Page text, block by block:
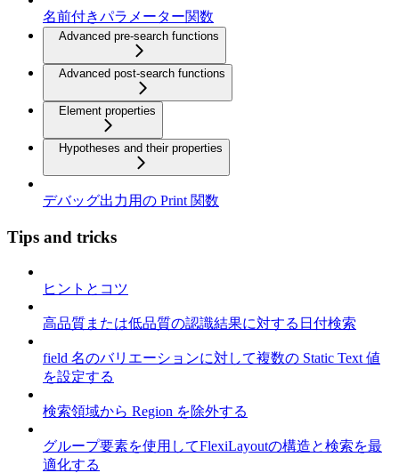
名前付きパラメーター関数
Advanced pre-search functions
Advanced post-search functions
Element properties
Hypotheses and their properties
デバッグ出力用の Print 関数
Tips and tricks
ヒントとコツ
高品質または低品質の認識結果に対する日付検索
field 名のバリエーションに対して複数の Static Text 値
を設定する
検索領域から Region を除外する
グループ要素を使用してFlexiLayoutの構造と検索を最
適化する